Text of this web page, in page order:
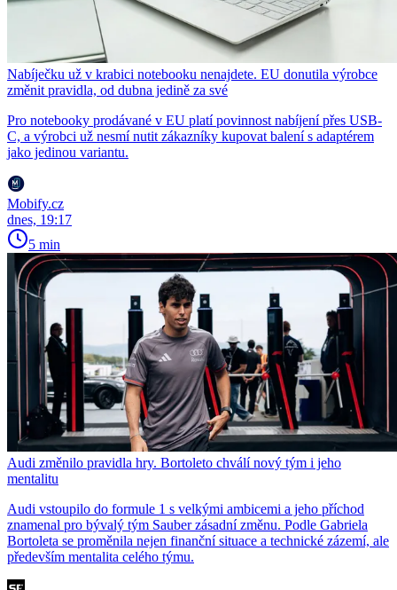
Nabíječku už v krabici notebooku nenajdete. EU donutila výrobce
změnit pravidla, od dubna jedině za své
Pro notebooky prodávané v EU platí povinnost nabíjení přes USB-
C, a výrobci už nesmí nutit zákazníky kupovat balení s adaptérem
jako jedinou variantu.
Mobify.cz
dnes, 19:17
5 min
Audi změnilo pravidla hry. Bortoleto chválí nový tým i jeho
mentalitu
Audi vstoupilo do formule 1 s velkými ambicemi a jeho příchod
znamenal pro bývalý tým Sauber zásadní změnu. Podle Gabriela
Bortoleta se proměnila nejen finanční situace a technické zázemí, ale
především mentalita celého týmu.